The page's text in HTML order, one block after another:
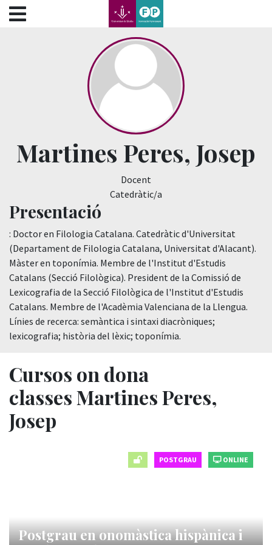
???label.access.jump.content???
???label.access.jump.header???
???label.access.jump.footer???
???label.access.jump.menu???
Martines Peres, Josep
Docent
Catedràtic/a
Presentació
: Doctor en Filologia Catalana. Catedràtic d'Universitat
(Departament de Filologia Catalana, Universitat d'Alacant).
Màster en toponímia. Membre de l'Institut d'Estudis
Catalans (Secció Filològica). President de la Comissió de
Lexicografia de la Secció Filològica de l'Institut d'Estudis
Catalans. Membre de l'Acadèmia Valenciana de la Llengua.
Línies de recerca: semàntica i sintaxi diacròniques;
lexicografia; història del lèxic; toponímia.
Cursos on dona
classes Martines Peres,
Josep
POSTGRAU ONLINE
Postgrau en onomàstica hispànica i